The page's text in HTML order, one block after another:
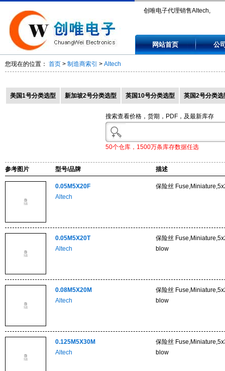
创唯电子代理销售Altech,
0.08M5X20M, 0.125M5X30M,
网站首页 公
您现在的位置： 首页 > 制造商索引 > Altech
美国1号分类选型 新加坡2号分类选型 英国10号分类选型 英国2号分类选
搜索查看价格，货期，PDF，及最新库存
50个仓库，1500万条库存数据任选
参考图片 型号/品牌 描述
0.05M5X20F
Altech
保险丝
0.05M5X20T
Altech
保险丝
blow
0.08M5X20M
Altech
保险丝
blow
0.125M5X30M
Altech
保险丝
blow